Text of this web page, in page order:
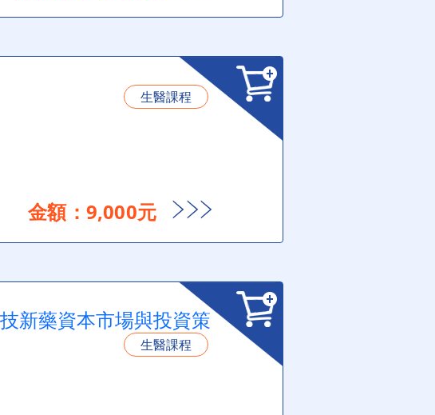
生醫課程
金額：9,000元
新藥資本市場與投資策
生醫課程